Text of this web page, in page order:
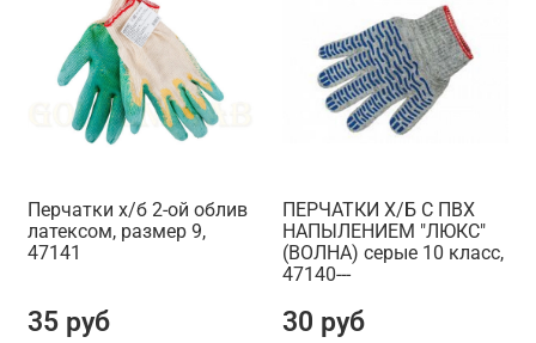
Перчатки х/б 2-ой облив
латексом, размер 9,
47141
35 руб
ПЕРЧАТКИ Х/Б С ПВХ
НАПЫЛЕНИЕМ "ЛЮКС"
(ВОЛНА) серые 10 класс,
47140---
30 руб